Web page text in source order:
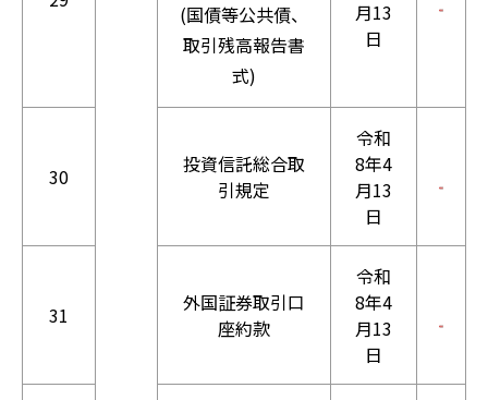
(国債等公共債、
取引残高報告書
式)
月13
日
30
投資信託総合取
引規定
令和
8年4
月13
日
31
外国証券取引口
座約款
令和
8年4
月13
日